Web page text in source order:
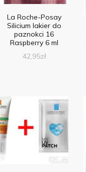
La Roche-Posay
Silicium lakier do
paznokci 16
Raspberry 6 ml
42,95zł